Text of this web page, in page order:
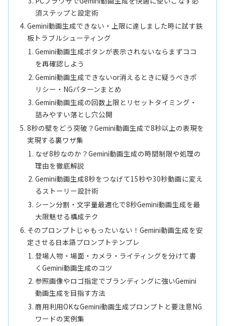
須ステップと設定術
Gemini動画生成できない・上限に達しました時に試す鉄
板トラブルシューティング
Gemini動画生成ボタンが表示されないならまずココ
を再確認しよう
Gemini動画生成できないor消えるときに疑うべきポ
リシー・NGパターンまとめ
Gemini動画生成の回数上限とリセットタイミング・
詰みやすい落とし穴公開
8秒の壁をどう突破？Gemini動画生成で8秒以上の表現を
実現する裏ワザ集
なぜ8秒なのか？Gemini動画生成の時間制限や処理の
理由を徹底解説
Gemini動画生成8秒をつなげて15秒や30秒動画に変え
るストーリー設計術
シーン分割・文字量最適化で8秒Gemini動画生成を最
大限魅せる構成テク
そのプロンプトじゃもったいない！Gemini動画生成を安
定させる日本語プロンプトテンプレ
登場人物・場面・カメラ・ライティングを分けて書
くGemini動画生成のコツ
参照画像やロゴ指定でブランディングに強いGemini
動画生成を目指す方法
商用利用OKなGemini動画生成プロンプトと要注意NG
ワードの実例集